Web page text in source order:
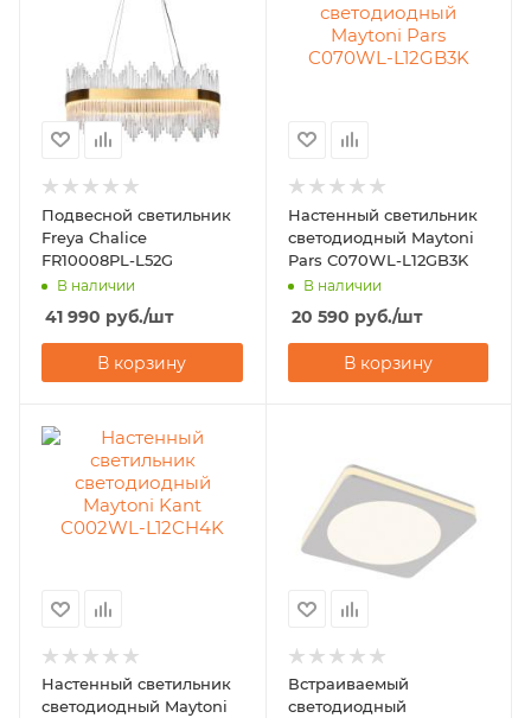
Подвесной светильник
Freya Chalice
FR10008PL-L52G
В наличии
41 990 руб./шт
В корзину
Настенный светильник
светодиодный Maytoni
Pars C070WL-L12GB3K
В наличии
20 590 руб./шт
В корзину
Настенный светильник
светодиодный Maytoni
Встраиваемый
светодиодный